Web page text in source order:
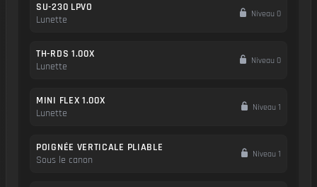
SU-230 LPVO
Lunette
Niveau 0
TH-RDS 1.00X
Lunette
Niveau 0
MINI FLEX 1.00X
Lunette
Niveau 1
POIGNÉE VERTICALE PLIABLE
Sous le canon
Niveau 1